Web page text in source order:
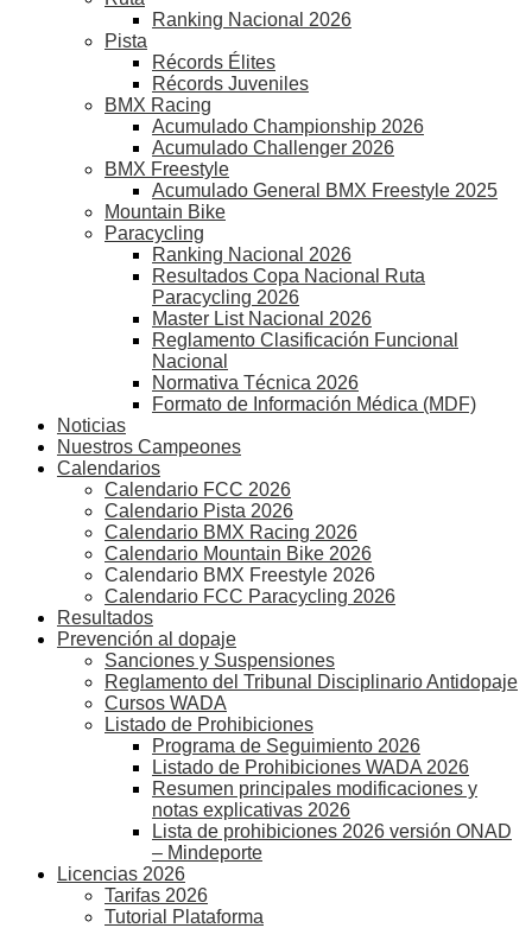
Ranking Nacional 2026
Pista
Récords Élites
Récords Juveniles
BMX Racing
Acumulado Championship 2026
Acumulado Challenger 2026
BMX Freestyle
Acumulado General BMX Freestyle 2025
Mountain Bike
Paracycling
Ranking Nacional 2026
Resultados Copa Nacional Ruta
Paracycling 2026
Master List Nacional 2026
Reglamento Clasificación Funcional
Nacional
Normativa Técnica 2026
Formato de Información Médica (MDF)
Noticias
Nuestros Campeones
Calendarios
Calendario FCC 2026
Calendario Pista 2026
Calendario BMX Racing 2026
Calendario Mountain Bike 2026
Calendario BMX Freestyle 2026
Calendario FCC Paracycling 2026
Resultados
Prevención al dopaje
Sanciones y Suspensiones
Reglamento del Tribunal Disciplinario Antidopaje
Cursos WADA
Listado de Prohibiciones
Programa de Seguimiento 2026
Listado de Prohibiciones WADA 2026
Resumen principales modificaciones y
notas explicativas 2026
Lista de prohibiciones 2026 versión ONAD
– Mindeporte
Licencias 2026
Tarifas 2026
Tutorial Plataforma